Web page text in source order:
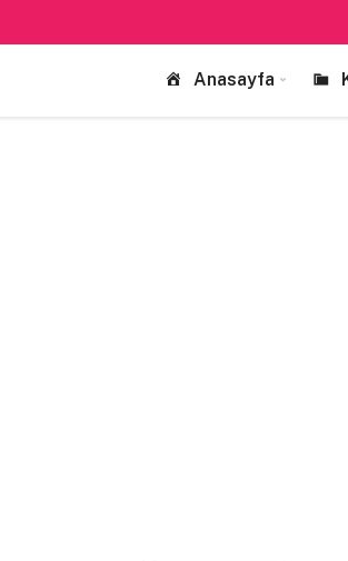
Anasayfa